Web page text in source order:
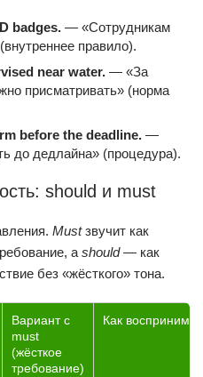
badges. — «Сотрудникам
правило).
near water. — «За
присматривать» (норма
before the deadline. —
до дедлайна» (процедура).
should и must
Mustзвучит как
аshould— как
без «жёсткого» тона.
Вариант с
must
(жёсткое
требование)
Как